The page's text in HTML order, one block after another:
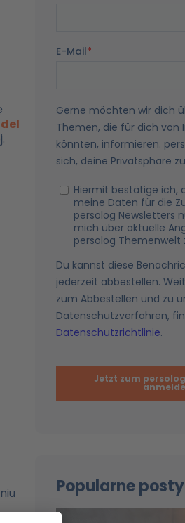
Popularne posty